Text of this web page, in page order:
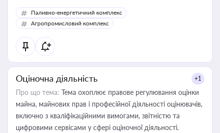
Паливно-енергетичний комплекс
Агропромисловий комплекс
Оціночна діяльність +1
Про що тема: Тема охоплює правове регулювання оцінки
майна, майнових прав і професійної діяльності оцінювачів,
включно з кваліфікаційними вимогами, звітністю та
цифровими сервісами у сфері оціночної діяльності.